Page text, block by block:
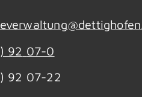
92 07-0
92 07-22